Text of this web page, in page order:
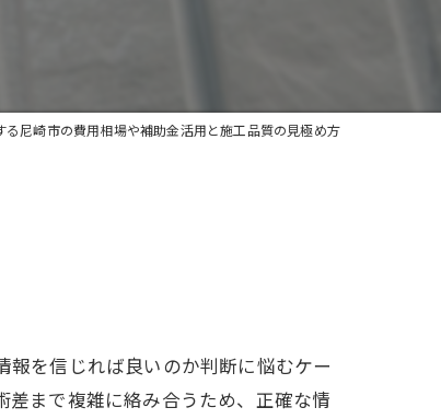
尼崎市の費用相場や補助金活用と施工品質の見極め方
を信じれば良いのか判断に悩むケー
まで複雑に絡み合うため、正確な情